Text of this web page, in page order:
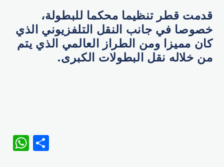
قدمت قطر تنظيما محكما للبطولة،
خصوصا في جانب النقل التلفزيوني الذي
كان مميزا ومن الطراز العالمي الذي يتم
من خلاله نقل البطولات الكبرى.
WhatsApp